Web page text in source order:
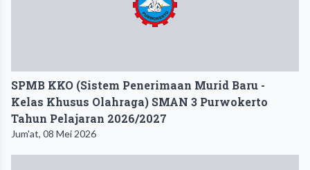
SPMB KKO (Sistem Penerimaan Murid Baru -
Kelas Khusus Olahraga) SMAN 3 Purwokerto
Tahun Pelajaran 2026/2027
Jum'at, 08 Mei 2026